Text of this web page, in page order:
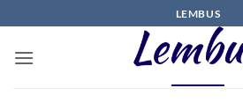
Inhalt
springen
LEMBUS